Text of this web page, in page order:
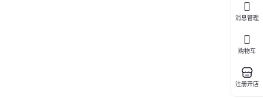
消息管理
购物车
注册开店